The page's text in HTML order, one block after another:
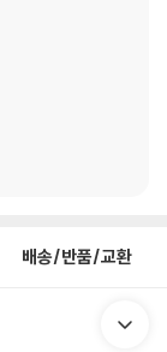
배송/반품/교환